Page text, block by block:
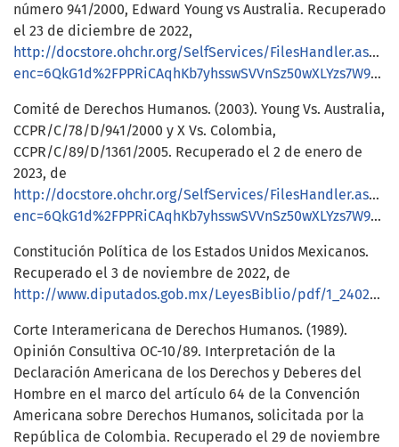
número 941/2000, Edward Young vs Australia. Recuperado
el 23 de diciembre de 2022,
http://docstore.ohchr.org/SelfServices/FilesHandler.ashx?
enc=6QkG1d%2FPPRiCAqhKb7yhsswSVVnSz50wXLYzs7W9cwELJKQR9g%2BvMXhFRfTz9jyvMyeu9OEk1gpXSQCyVRizp1wlXahVDWb4gWSBJpiAQBBXMVkkVbBV%2FruNV0MBA8QQLTNA0cih0nTrRm%2B%2FJcd7Ig%3D%3D
Comité de Derechos Humanos. (2003). Young Vs. Australia,
CCPR/C/78/D/941/2000 y X Vs. Colombia,
CCPR/C/89/D/1361/2005. Recuperado el 2 de enero de
2023, de
http://docstore.ohchr.org/SelfServices/FilesHandler.ashx?
enc=6QkG1d%2FPPRiCAqhKb7yhsswSVVnSz50wXLYzs7W9cwELJKQR9g%2BvMXhFRfTz9jyvMyeu9OEk1gpXSQCyVRizp0yotNhA0mJwQ7PWQCgNXH8UzzSWBCi8F%2BUiBM7UxDEehLetArDwQL3%2B0BvAGieftQ%3D%3D
Constitución Política de los Estados Unidos Mexicanos.
Recuperado el 3 de noviembre de 2022, de
http://www.diputados.gob.mx/LeyesBiblio/pdf/1_240217.pdf
Corte Interamericana de Derechos Humanos. (1989).
Opinión Consultiva OC-10/89. Interpretación de la
Declaración Americana de los Derechos y Deberes del
Hombre en el marco del artículo 64 de la Convención
Americana sobre Derechos Humanos, solicitada por la
República de Colombia. Recuperado el 29 de noviembre